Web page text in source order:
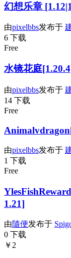
幻想乐章
由pixelbbs发布于
6 下载
Free
水镜花庭
由pixelbbs发布于
14 下载
Free
由pixelbbs发布于
1 下载
Free
1.21]
由隨便发布于
0 下载
￥2